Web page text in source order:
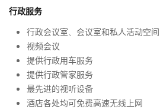
行政服务
行政会议室、会议室和私人活动空间
视频会议
提供行政用车服务
提供行政管家服务
最先进的视听设备
酒店各处均可免费高速无线上网